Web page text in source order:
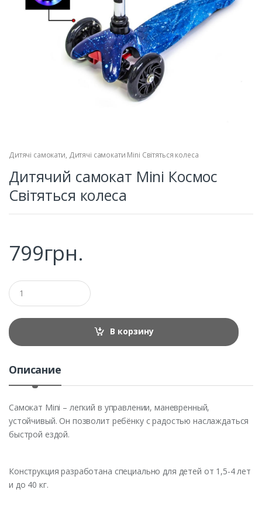
Дитячі самокати, Дитячі самокати Mini Світяться колеса
Дитячий самокат Mini Космос
Світяться колеса
799грн.
Q
u
a
t
i
В корзину
Описание
Самокат Mini – легкий в управлении, маневренный,
устойчивый. Он позволит ребёнку с радостью наслаждаться
быстрой ездой.
Конструкция разработана специально для детей от 1,5-4 лет
и до 40 кг.